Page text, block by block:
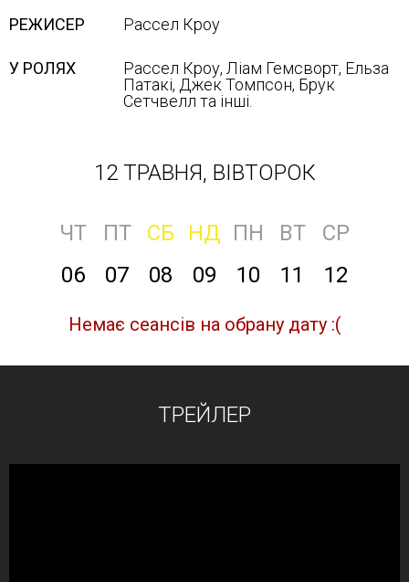
РЕЖИСЕР Рассел Кроу
У РОЛЯХ
Рассел Кроу, Ліам Гемсворт, Ельза
Патакі, Джек Томпсон, Брук
Сетчвелл та інші.
12 ТРАВНЯ, ВІВТОРОК
ЧТ ПТ СБ НД ПН ВТ
СР
06
07 08 09 10 11 12
Немає сеансів на обрану дату :(
ТРЕЙЛЕР